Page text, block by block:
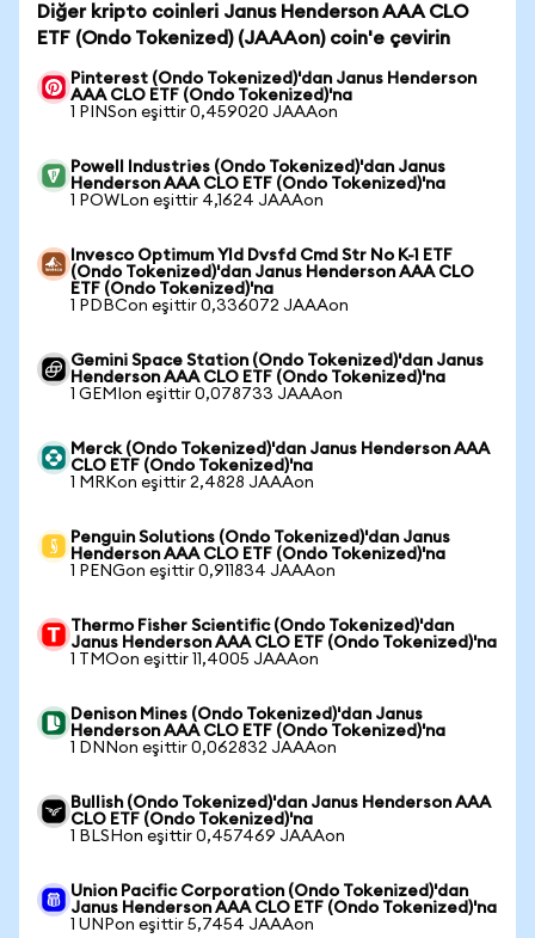
Diğer kripto coinleri Janus Henderson AAA CLO
ETF (Ondo Tokenized) (JAAAon) coin'e çevirin
Pinterest (Ondo Tokenized)'dan Janus Henderson
AAA CLO ETF (Ondo Tokenized)'na
1 PINSon eşittir 0,459020 JAAAon
Powell Industries (Ondo Tokenized)'dan Janus
Henderson AAA CLO ETF (Ondo Tokenized)'na
1 POWLon eşittir 4,1624 JAAAon
Invesco Optimum Yld Dvsfd Cmd Str No K-1 ETF
(Ondo Tokenized)'dan Janus Henderson AAA CLO
ETF (Ondo Tokenized)'na
1 PDBCon eşittir 0,336072 JAAAon
Gemini Space Station (Ondo Tokenized)'dan Janus
Henderson AAA CLO ETF (Ondo Tokenized)'na
1 GEMIon eşittir 0,078733 JAAAon
Merck (Ondo Tokenized)'dan Janus Henderson AAA
CLO ETF (Ondo Tokenized)'na
1 MRKon eşittir 2,4828 JAAAon
Penguin Solutions (Ondo Tokenized)'dan Janus
Henderson AAA CLO ETF (Ondo Tokenized)'na
1 PENGon eşittir 0,911834 JAAAon
Thermo Fisher Scientific (Ondo Tokenized)'dan
Janus Henderson AAA CLO ETF (Ondo Tokenized)'na
1 TMOon eşittir 11,4005 JAAAon
Denison Mines (Ondo Tokenized)'dan Janus
Henderson AAA CLO ETF (Ondo Tokenized)'na
1 DNNon eşittir 0,062832 JAAAon
Bullish (Ondo Tokenized)'dan Janus Henderson AAA
CLO ETF (Ondo Tokenized)'na
1 BLSHon eşittir 0,457469 JAAAon
Union Pacific Corporation (Ondo Tokenized)'dan
Janus Henderson AAA CLO ETF (Ondo Tokenized)'na
1 UNPon eşittir 5,7454 JAAAon